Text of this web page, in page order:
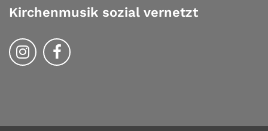
Kirchenmusik sozial vernetzt
Kirchenmusik im Bistum Trier auf
Kirchennmusik im Bistum Trier auf